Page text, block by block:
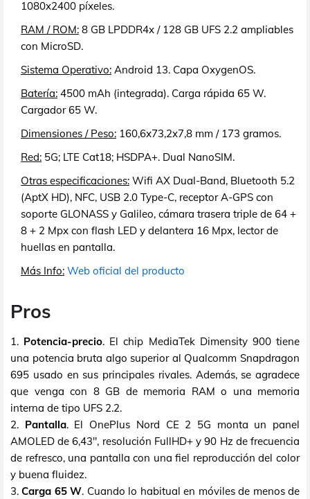
1080x2400 píxeles.
RAM / ROM: 8 GB LPDDR4x / 128 GB UFS 2.2 ampliables
con MicroSD.
Sistema Operativo: Android 13. Capa OxygenOS.
Batería: 4500 mAh (integrada). Carga rápida 65 W.
Cargador 65 W.
Dimensiones / Peso: 160,6x73,2x7,8 mm / 173 gramos.
Red: 5G; LTE Cat18; HSDPA+. Dual NanoSIM.
Otras especificaciones: Wifi AX Dual-Band, Bluetooth 5.2
(AptX HD), NFC, USB 2.0 Type-C, receptor A-GPS con
soporte GLONASS y Galileo, cámara trasera triple de 64 +
8 + 2 Mpx con flash LED y delantera 16 Mpx, lector de
huellas en pantalla.
Más Info: Web oficial del producto
Pros
1. Potencia-precio. El chip MediaTek Dimensity 900 tiene
una potencia bruta algo superior al Qualcomm Snapdragon
695 usado en sus principales rivales. Además, se agradece
que venga con 8 GB de memoria RAM o una memoria
interna de tipo UFS 2.2.
2. Pantalla. El OnePlus Nord CE 2 5G monta un panel
AMOLED de 6,43", resolución FullHD+ y 90 Hz de frecuencia
de refresco, una pantalla con una fiel reproducción del color
y buena fluidez.
3.Carga 65 W. Cuando lo habitual en móviles de menos de